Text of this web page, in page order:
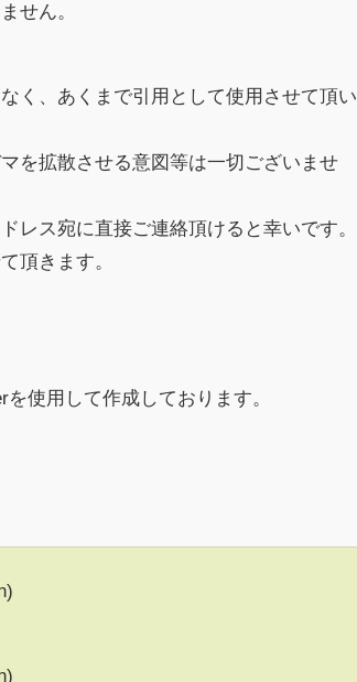
せん。
く、あくまで引用として使用させて頂い
を拡散させる意図等は一切ございませ
レス宛に直接ご連絡頂けると幸いです。
頂きます。
使用して作成しております。